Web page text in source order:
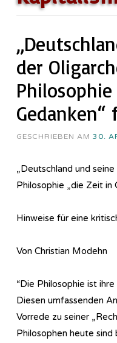
der
Gedanken“
GESCHRIEBEN AM 30.
„Deutschland und
Philosophie „die Zeit in
Hinweise für eine
Von Christian Modehn
“Die Philosophie ist
Diesen umfassenden
Vorrede zu seiner
Philosophen heute